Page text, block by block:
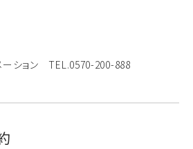
ーション TEL.0570-200-888